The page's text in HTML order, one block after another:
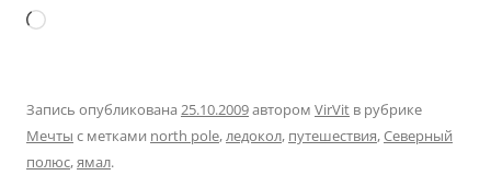
Загрузка…
Запись опубликована 25.10.2009автором VirVit в рубрике
Мечты с метками north pole,ледокол, путешествия,Северный
полюс,ямал.